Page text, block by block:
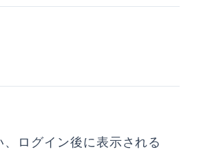
ログイン後に表示される